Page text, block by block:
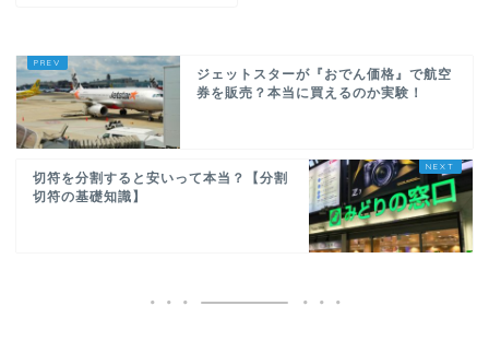
ジェットスターが『おでん価格』で航空
券を販売？本当に買えるのか実験！
切符を分割すると安いって本当？【分割
切符の基礎知識】